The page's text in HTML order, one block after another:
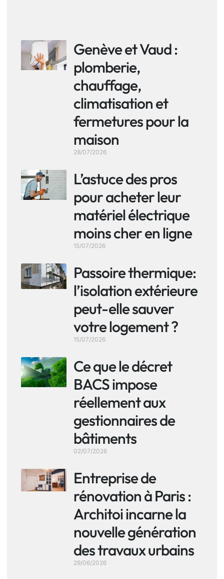
Genève et Vaud :
plomberie,
chauffage,
climatisation et
fermetures pour la
maison
28/07/2026
L’astuce des pros
pour acheter leur
matériel électrique
moins cher en ligne
15/07/2026
Passoire thermique:
l’isolation extérieure
peut-elle sauver
votre logement ?
15/07/2026
Ce que le décret
BACS impose
réellement aux
gestionnaires de
bâtiments
02/07/2026
Entreprise de
rénovation à Paris :
Architoi incarne la
nouvelle génération
des travaux urbains
29/06/2026